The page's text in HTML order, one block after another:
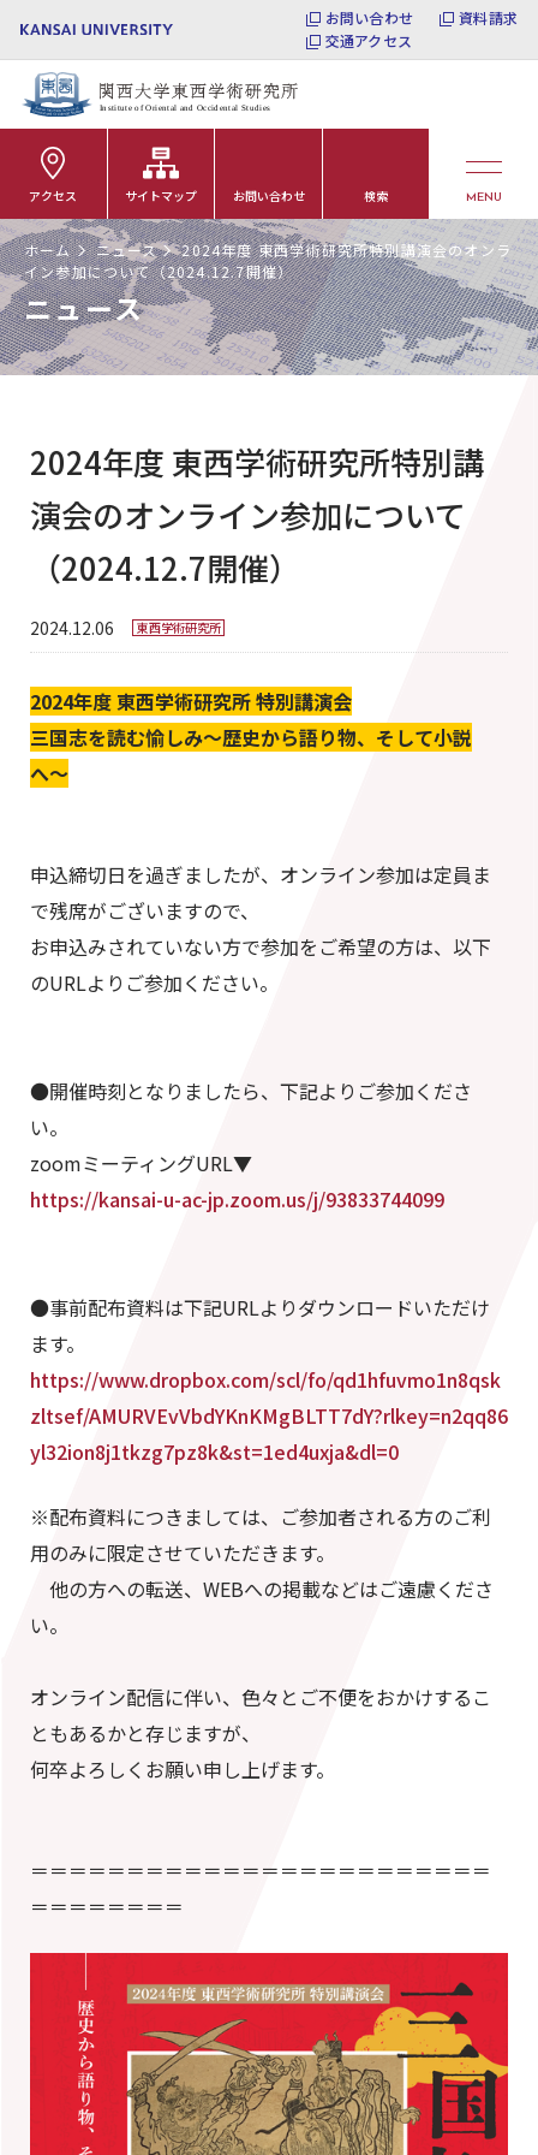
お問い合わせ
資料請求
交通アクセス
MENU
検索
お問い合わせ
サイトマップ
アクセス
ホーム ニュース
2024年度 東西学術研究所特別講演会のオンラ
イン参加について（2024.12.7開催）
ニュース
2024年度 東西学術研究所特別講
演会のオンライン参加について
（2024.12.7開催）
2024.12.06 東西学術研究所
2024年度 東西学術研究所 特別講演会
三国志を読む愉しみ〜歴史から語り物、そして小説
へ〜
申込締切日を過ぎましたが、オンライン参加は定員ま
で残席がございますので、
お申込みされていない方で参加をご希望の方は、以下
のURLよりご参加ください。
●開催時刻となりましたら、下記よりご参加くださ
い。
zoomミーティングURL▼
https://kansai-u-ac-jp.zoom.us/j/93833744099
●事前配布資料は下記URLよりダウンロードいただけ
ます。
https://www.dropbox.com/scl/fo/qd1hfuvmo1n8qsk
zltsef/AMURVEvVbdYKnKMgBLTT7dY?rlkey=n2qq86
yl32ion8j1tkzg7pz8k&st=1ed4uxja&dl=0
※配布資料につきましては、ご参加者される方のご利
用のみに限定させていただきます。
他の方への転送、WEBへの掲載などはご遠慮くださ
い。
オンライン配信に伴い、色々とご不便をおかけするこ
ともあるかと存じますが、
何卒よろしくお願い申し上げます。
＝＝＝＝＝＝＝＝＝＝＝＝＝＝＝＝＝＝＝＝＝＝＝＝
＝＝＝＝＝＝＝＝